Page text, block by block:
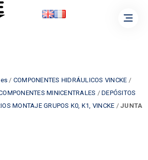
/ COMPONENTES HIDRÁULICOS VINCKE /
MINICENTRALES / DEPÓSITOS
MONTAJE GRUPOS K0, K1, VINCKE / JUNTA